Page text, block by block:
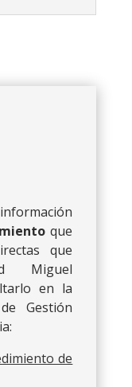
que
que
Miguel
en la
Gestión
de